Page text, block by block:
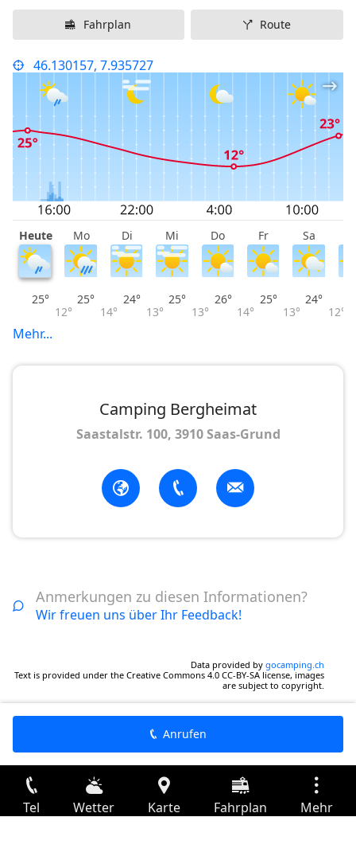
Fahrplan Route
46.130157, 7.935727
Heute Mo Di Mi Do Fr Sa
25°
12°
25°
14°
24°
13°
25°
13°
26°
14°
25°
13°
24°
12°
Mehr...
Camping Bergheimat
Saastalstr. 100, 3910 Saas-Grund
Anmerkungen zu diesen Informationen?
Wir freuen uns über Ihr Feedback!
Data provided by gocamping.ch
Text is provided under the Creative Commons 4.0 CC-BY-SA license, images
are subject to copyright.
Anrufen
Tel Wetter Karte Fahrplan Mehr